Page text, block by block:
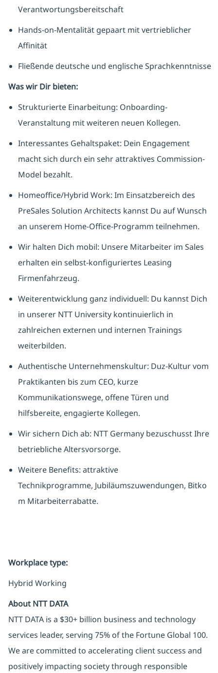
Verantwortungsbereitschaft
Hands-on-Mentalität gepaart mit vertrieblicher
Affinität
Fließende deutsche und englische Sprachkenntnisse
Was wir Dir bieten:
Strukturierte Einarbeitung: Onboarding-
Veranstaltung mit weiteren neuen Kollegen.
Interessantes Gehaltspaket: Dein Engagement
macht sich durch ein sehr attraktives Commission-
Model bezahlt.
Homeoffice/Hybrid Work: Im Einsatzbereich des
PreSales Solution Architects kannst Du auf Wunsch
an unserem Home-Office-Programm teilnehmen.
Wir halten Dich mobil: Unsere Mitarbeiter im Sales
erhalten ein selbst-konfiguriertes Leasing
Firmenfahrzeug.
Weiterentwicklung ganz individuell: Du kannst Dich
in unserer NTT University kontinuierlich in
zahlreichen externen und internen Trainings
weiterbilden.
Authentische Unternehmenskultur: Duz-Kultur vom
Praktikanten bis zum CEO, kurze
Kommunikationswege, offene Türen und
hilfsbereite, engagierte Kollegen.
Wir sichern Dich ab: NTT Germany bezuschusst Ihre
betriebliche Altersvorsorge.
Weitere Benefits: attraktive
Technikprogramme, Jubiläumszuwendungen, Bitko
m Mitarbeiterrabatte.
Workplace type:
Hybrid Working
About NTT DATA
NTT DATA is a $30+ billion business and technology
services leader, serving 75% of the Fortune Global 100.
We are committed to accelerating client success and
positively impacting society through responsible